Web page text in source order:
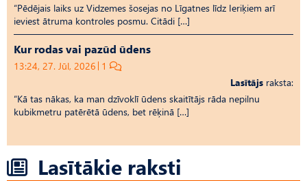
“Pēdējais laiks uz Vid­ze­mes šosejas no Līgatnes līdz Ieriķiem arī
ieviest ātruma kontroles posmu. Citādi […]
Kur rodas vai pazūd ūdens
13:24, 27. Jūl, 2026 1
Lasītājs raksta:
“Kā tas nākas, ka man dzīvoklī ūdens skaitītājs rāda nepilnu
kubikmetru patērētā ūdens, bet rēķinā […]
Lasītākie raksti